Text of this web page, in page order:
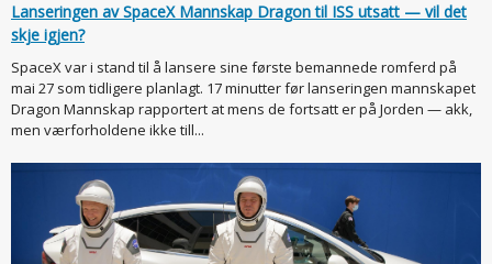
Lanseringen av SpaceX Mannskap Dragon til ISS utsatt — vil det
skje igjen?
SpaceX var i stand til å lansere sine første bemannede romferd på
mai 27 som tidligere planlagt. 17 minutter før lanseringen mannskapet
Dragon Mannskap rapportert at mens de fortsatt er på Jorden — akk,
men værforholdene ikke till...